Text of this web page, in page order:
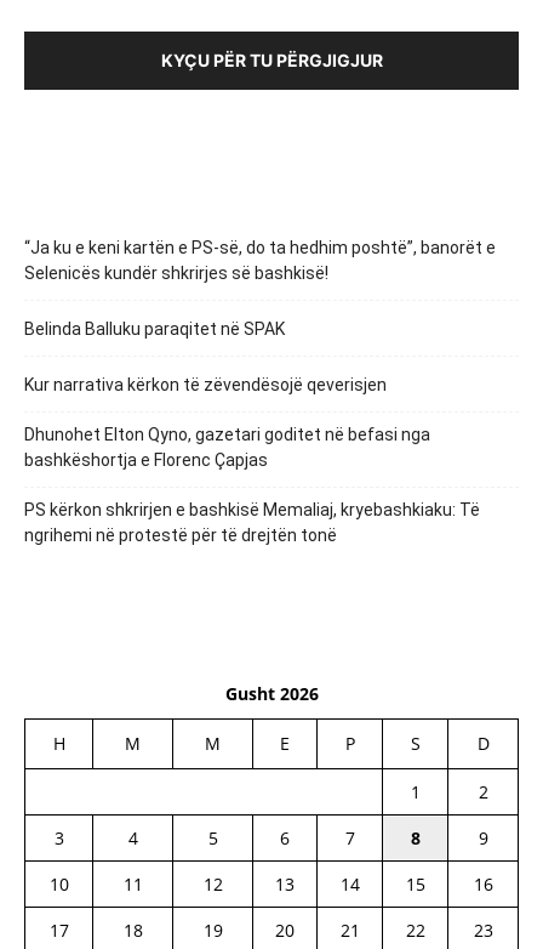
KYÇU PËR TU PËRGJIGJUR
“Ja ku e keni kartën e PS-së, do ta hedhim poshtë”, banorët e
Selenicës kundër shkrirjes së bashkisë!
Belinda Balluku paraqitet në SPAK
Kur narrativa kërkon të zëvendësojë qeverisjen
Dhunohet Elton Qyno, gazetari goditet në befasi nga
bashkëshortja e Florenc Çapjas
PS kërkon shkrirjen e bashkisë Memaliaj, kryebashkiaku: Të
ngrihemi në protestë për të drejtën tonë
Gusht 2026
H M M E P S D
1
2
3
4 5 6 7 8
9
10
11 12 13 14 15
16
17
18 19 20 21 22
23